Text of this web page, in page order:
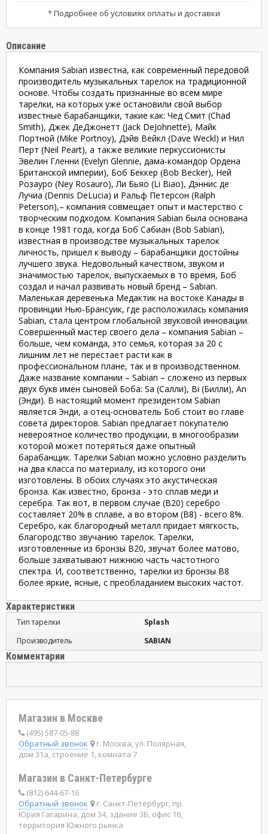
*Подробнее об условиях оплаты и доставки
Описание
Компания Sabian известна, как современный передовой
производитель музыкальных тарелок на традиционной
основе. Чтобы создать признанные во всем мире
тарелки, на которых уже остановили свой выбор
известные барабанщики, такие как: Чед Смит (Chad
Smith), Джек ДеДжонетт (Jack DeJohnette), Майк
Портной (Mike Portnoy), Дэйв Вейкл (Dave Weckl) и Нил
Перт (Neil Peart), а также великие перкуссионисты
Эвелин Гленни (Evelyn Glennie, дама-командор Ордена
Британской империи), Боб Беккер (Bob Becker), Ней
Розауро (Ney Rosauro), Ли Бьяо (Li Biao), Дэннис де
Лучиа (Dennis DeLucia) и Ральф Петерсон (Ralph
Peterson),– компания совмещает опыт и мастерство с
творческим подходом. Компания Sabian была основана
в конце 1981 года, когда Боб Сабиан (Bob Sabian),
известная в производстве музыкальных тарелок
личность, пришел к выводу – барабанщики достойны
лучшего звука. Недовольный качеством, звуком и
значимостью тарелок, выпускаемых в то время, Боб
создал и начал развивать новый бренд – Sabian.
Маленькая деревенька Медактик на востоке Канады в
провинции Нью-Брансуик, где расположилась компания
Sabian, стала центром глобальной звуковой инновации.
Совершенный мастер своего дела – компания Sabian –
больше, чем команда, это семья, которая за 20 с
лишним лет не перестает расти как в
профессиональном плане, так и в производственном.
Даже название компании – Sabian – сложено из первых
двух букв имен сыновей Боба: Sa (Салли), Bi (Билли), An
(Энди). В настоящий момент президентом Sabian
является Энди, а отец-основатель Боб стоит во главе
совета директоров. Sabian предлагает покупателю
невероятное количество продукции, в многообразии
которой может потеряться даже опытный
барабанщик. Тарелки Sabian можно условно разделить
на два класса по материалу, из которого они
изготовлены. В обоих случаях это акустическая
бронза. Как известно, бронза - это сплав меди и
серебра. Так вот, в первом случае (В20) серебро
составляет 20% в сплаве, а во втором (В8) - всего 8%.
Серебро, как благородный металл придает мягкость,
благородство звучанию тарелок. Тарелки,
изготовленные из бронзы В20, звучат более матово,
больше захватывают нижнюю часть частотного
спектра. И, соответственно, тарелки из бронзы В8
более яркие, ясные, с преобладанием высоких частот.
Характеристики
Тип тарелки
Splash
Производитель
SABIAN
Комментарии
Магазин в Москве
(495) 587-05-88
Обратный звонок
г. Москва, ул. Полярная,
дом 31а, строение 1, комната 7
Магазин в Санкт-Петербурге
(812) 644-67-16
Обратный звонок
г. Санкт-Петербург, пр.
Юрия Гагарина, дом 34, здание 3Б, офис 16,
территория Южного рынка